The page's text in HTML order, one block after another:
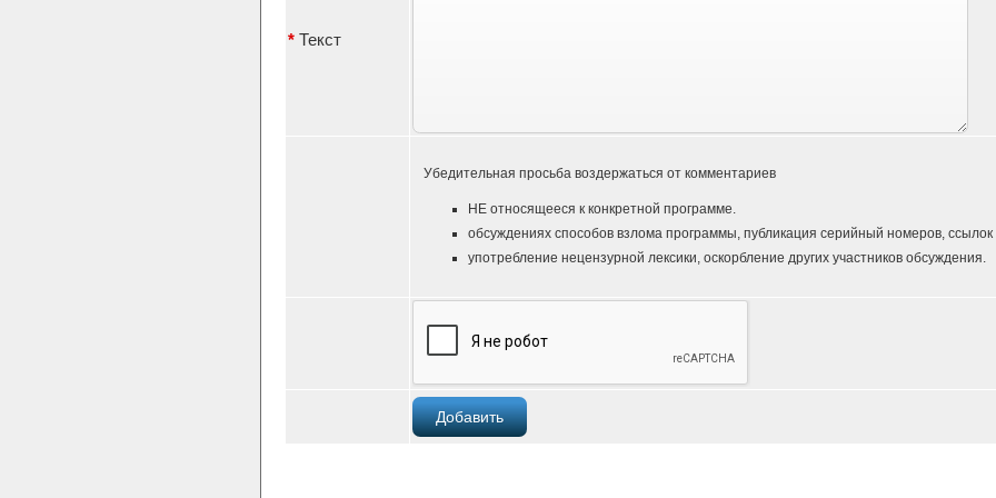
* Текст
Убедительная просьба воздержаться от комментариев
НЕ относящееся к конкретной программе.
обсуждениях способов взлома программы, публикация серийный номеров, ссылок
употребление нецензурной лексики, оскорбление других участников обсуждения.